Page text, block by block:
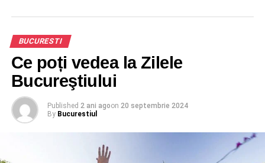
BUCURESTI
Ce poți vedea la Zilele
Bucureştiului
Published 2 ani agoon 20 septembrie 2024
By Bucurestiul